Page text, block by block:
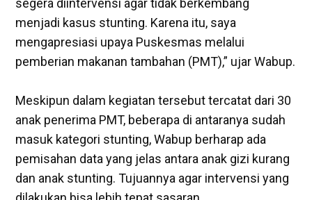
segera diintervensi agar tidak berkembang
menjadi kasus stunting. Karena itu, saya
mengapresiasi upaya Puskesmas melalui
pemberian makanan tambahan (PMT),” ujar Wabup.
‎Meskipun dalam kegiatan tersebut tercatat dari 30
anak penerima PMT, beberapa di antaranya sudah
masuk kategori stunting, Wabup berharap ada
pemisahan data yang jelas antara anak gizi kurang
dan anak stunting. Tujuannya agar intervensi yang